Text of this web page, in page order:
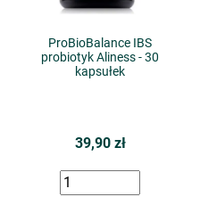
ProBioBalance IBS
probiotyk Aliness - 30
kapsułek
39,90 zł